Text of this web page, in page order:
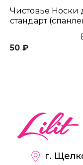
Чистовье Носки
стандарт
50 ₽
г.